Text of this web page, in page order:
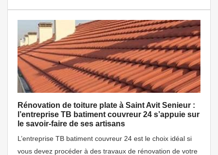
Rénovation de toiture plate à Saint Avit Senieur :
l’entreprise TB batiment couvreur 24 s’appuie sur
le savoir-faire de ses artisans
L’entreprise TB batiment couvreur 24 est le choix idéal si
vous devez procéder à des travaux de rénovation de votre